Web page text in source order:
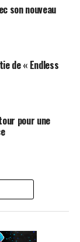
son nouveau
de « Endless
pour une